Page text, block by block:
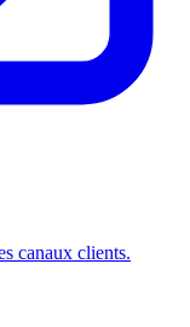
canaux clients.